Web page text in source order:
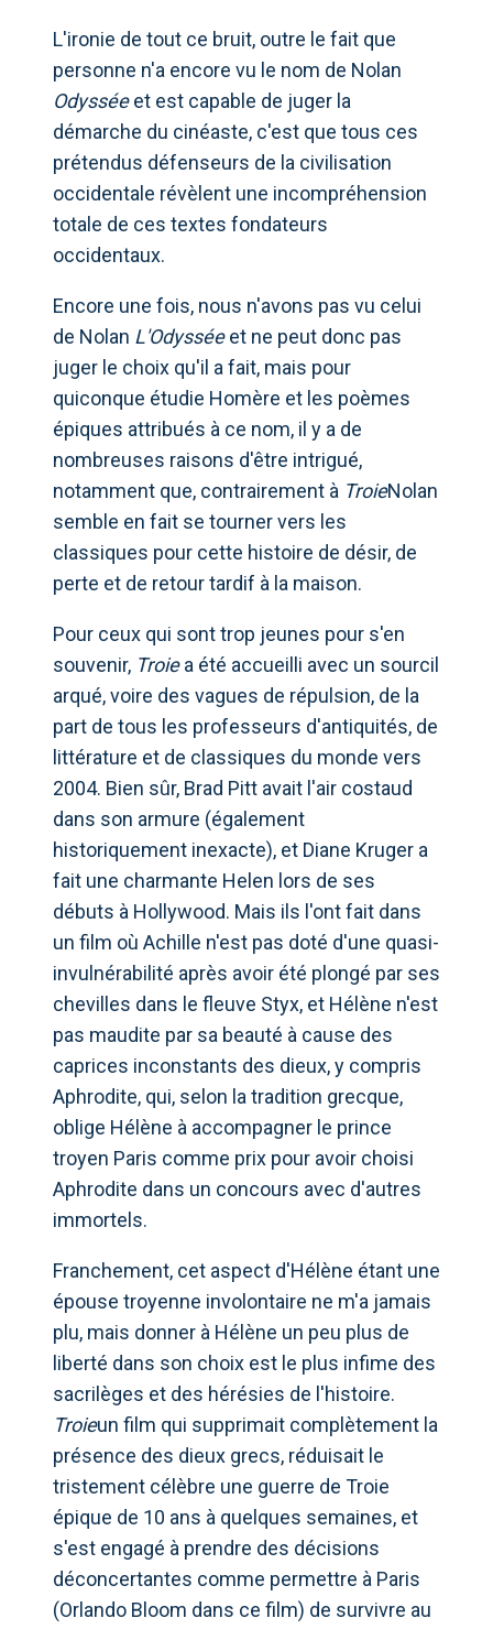
L'ironie de tout ce bruit, outre le fait que
personne n'a encore vu le nom de Nolan
Odysséeet est capable de juger la
démarche du cinéaste, c'est que tous ces
prétendus défenseurs de la civilisation
occidentale révèlent une incompréhension
totale de ces textes fondateurs
occidentaux.
Encore une fois, nous n'avons pas vu celui
de Nolan L'Odysséeet ne peut donc pas
juger le choix qu'il a fait, mais pour
quiconque étudie Homère et les poèmes
épiques attribués à ce nom, il y a de
nombreuses raisons d'être intrigué,
notamment que, contrairement à TroieNolan
semble en fait se tourner vers les
classiques pour cette histoire de désir, de
perte et de retour tardif à la maison.
Pour ceux qui sont trop jeunes pour s'en
souvenir, Troiea été accueilli avec un sourcil
arqué, voire des vagues de répulsion, de la
part de tous les professeurs d'antiquités, de
littérature et de classiques du monde vers
2004. Bien sûr, Brad Pitt avait l'air costaud
dans son armure (également
historiquement inexacte), et Diane Kruger a
fait une charmante Helen lors de ses
débuts à Hollywood. Mais ils l'ont fait dans
un film où Achille n'est pas doté d'une quasi-
invulnérabilité après avoir été plongé par ses
chevilles dans le fleuve Styx, et Hélène n'est
pas maudite par sa beauté à cause des
caprices inconstants des dieux, y compris
Aphrodite, qui, selon la tradition grecque,
oblige Hélène à accompagner le prince
troyen Paris comme prix pour avoir choisi
Aphrodite dans un concours avec d'autres
immortels.
Franchement, cet aspect d'Hélène étant une
épouse troyenne involontaire ne m'a jamais
plu, mais donner à Hélène un peu plus de
liberté dans son choix est le plus infime des
sacrilèges et des hérésies de l'histoire.
Troieun film qui supprimait complètement la
présence des dieux grecs, réduisait le
tristement célèbre une guerre de Troie
épique de 10 ans à quelques semaines, et
s'est engagé à prendre des décisions
déconcertantes comme permettre à Paris
(Orlando Bloom dans ce film) de survivre au